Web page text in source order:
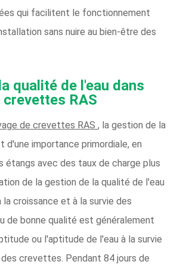
qui facilitent le fonctionnement
sans nuire au bien-être des
qualité de l'eau dans
crevettes RAS
de crevettes RAS , la gestion de la
d'une importance primordiale, en
étangs avec des taux de charge plus
de la gestion de la qualité de l'eau
croissance et à la survie des
de bonne qualité est généralement
ou l'aptitude de l'eau à la survie
crevettes. Pendant 84 jours de